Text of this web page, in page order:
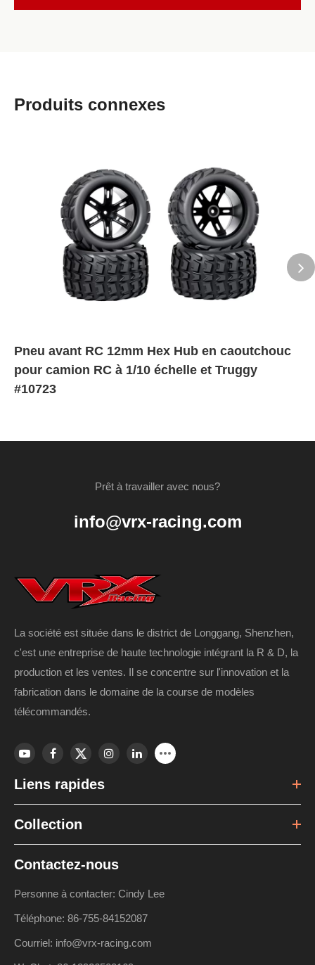
Produits connexes
Pneu avant RC 12mm Hex Hub en caoutchouc
pour camion RC à 1/10 échelle et Truggy
#10723
Prêt à travailler avec nous?
info@vrx-racing.com
La société est située dans le district de Longgang, Shenzhen,
c'est une entreprise de haute technologie intégrant la R & D, la
production et les ventes. Il se concentre sur l'innovation et la
fabrication dans le domaine de la course de modèles
télécommandés.
Liens rapides
Collection
Contactez-nous
Personne à contacter: Cindy Lee
Téléphone: 86-755-84152087
Courriel: info@vrx-racing.com